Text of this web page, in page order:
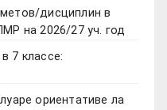
дисциплин в
на 2026/27 уч. год
7 классе:
ориентативе ла